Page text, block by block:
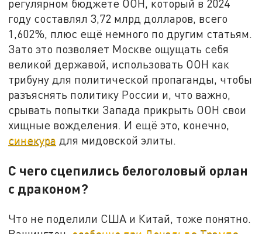
регулярном бюджете ООН, который в 2024
году составлял 3,72 млрд долларов, всего
1,602%, плюс ещё немного по другим статьям.
Зато это позволяет Москве ощущать себя
великой державой, использовать ООН как
трибуну для политической пропаганды, чтобы
разъяснять политику России и, что важно,
срывать попытки Запада прикрыть ООН свои
хищные вожделения. И ещё это, конечно,
синекура для мидовской элиты.
С чего сцепились белоголовый орлан
с драконом?
Что не поделили США и Китай, тоже понятно.